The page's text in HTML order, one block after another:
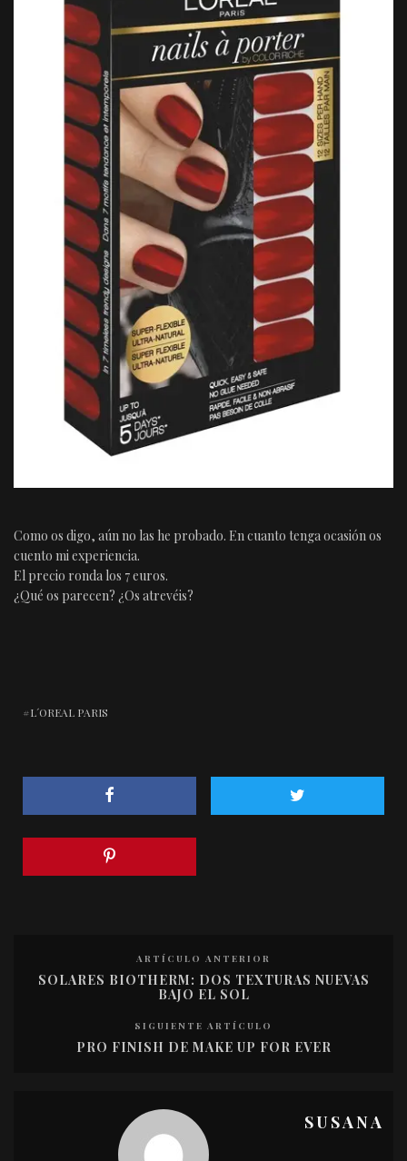
Como os digo, aún no las he probado. En cuanto tenga ocasión os
cuento mi experiencia.
El precio ronda los 7 euros.
¿Qué os parecen? ¿Os atrevéis?
L´OREAL PARIS
ARTÍCULO ANTERIOR
SOLARES BIOTHERM: DOS TEXTURAS NUEVAS
BAJO EL SOL
SIGUIENTE ARTÍCULO
PRO FINISH DE MAKE UP FOR EVER
SUSANA